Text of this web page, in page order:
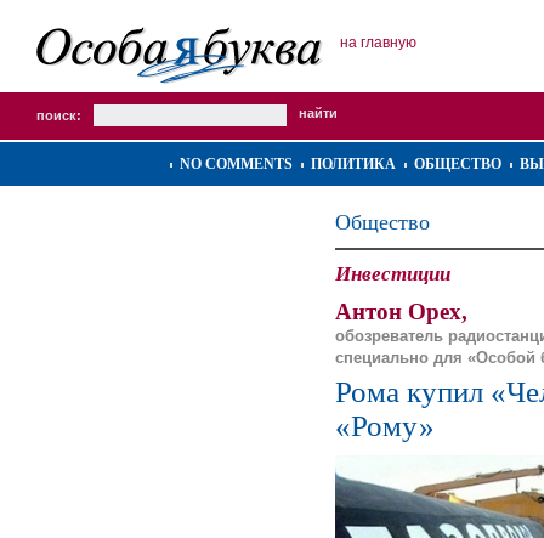
на главную
поиск:
NO COMMENTS ПОЛИТИКА ОБЩЕСТВО
Общество
Инвестиции
Антон Орех,
обозреватель
специально для «Особой
Рома купил
«Рому»